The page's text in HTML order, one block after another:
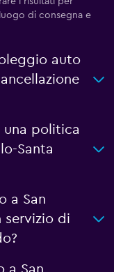
di consegna e
auto
una politica
Santa
a San
servizio di
a San